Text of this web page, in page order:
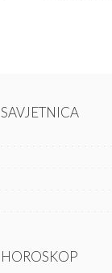
SAVJETNICA
HOROSKOP